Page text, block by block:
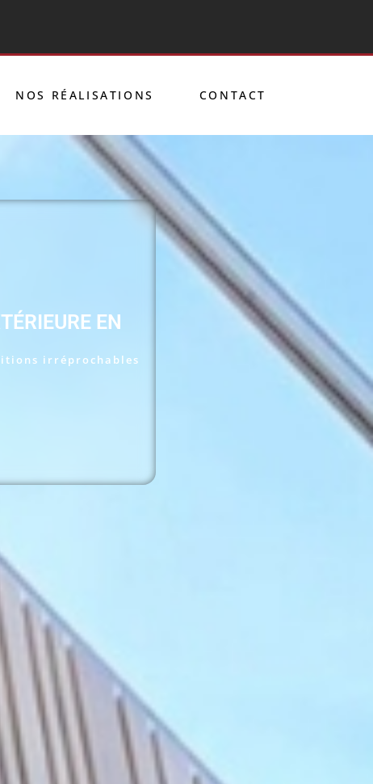
NOS RÉALISATIONS CONTACT
EN
irréprochables